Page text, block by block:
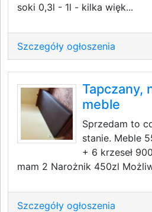
soki 0,3l - 1l - kilka więk...
Szczegóły ogłoszenia
Tapczany,
meble
Sprzedam to
stanie. Meble
+ 6 krzeseł
mam 2 Narożnik 450zl
Szczegóły ogłoszenia